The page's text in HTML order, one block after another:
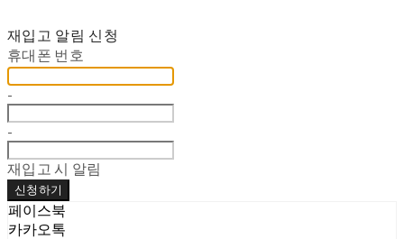
재입고 알림 신청
휴대폰 번호
-
-
재입고 시 알림
신청하기
페이스북
카카오톡